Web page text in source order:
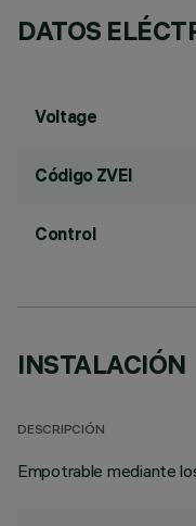
DATOS
Voltage
Código ZVEI
Control
INSTALACIÓN
DESCRIPCIÓN
Empotrable mediante